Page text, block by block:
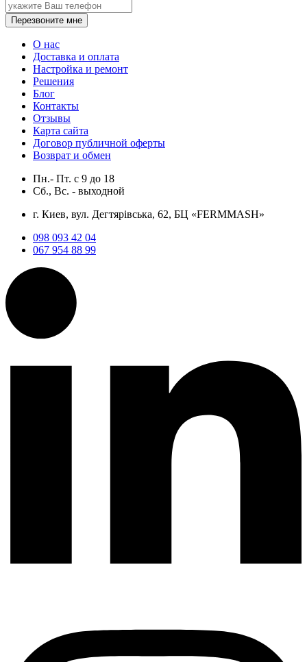
Перезвоните мне
О нас
Доставка и оплата
Настройка и ремонт
Решения
Блог
Контакты
Отзывы
Карта сайта
Договор публичной оферты
Возврат и обмен
Пн.- Пт. с 9 до 18
Сб., Вс. - выходной
г. Киев, вул. Дегтярівська, 62, БЦ «FERMMASH»
098 093 42 04
067 954 88 99